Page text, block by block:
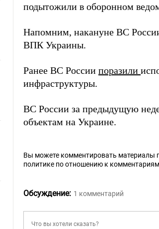
подытожили в оборонном
Напомним, накануне ВС
ВПК Украины.
Ранее ВС России поразили
инфраструктуры.
ВС России за предыдущую
объектам на Украине.
Вы можете комментировать материалы
политике по отношению к
Обсуждение: 1 комментарий